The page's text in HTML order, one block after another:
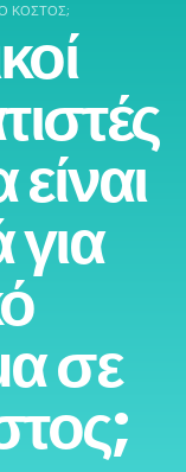
ΚΌΣΤΟΣ;
για
σε